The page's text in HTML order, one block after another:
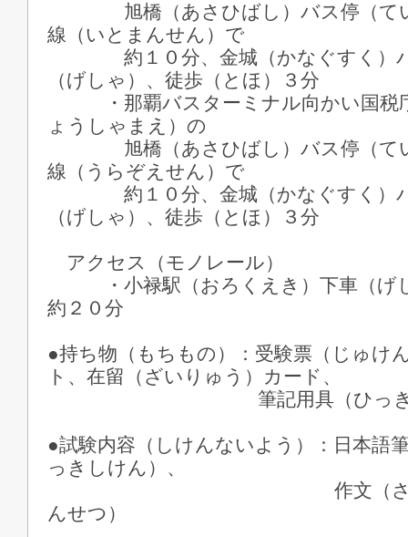
旭橋（あさひばし）バス停（てい
線（いとまんせん）で
約１０分、金城（かなぐすく）バ
（げしゃ）、徒歩（とほ）３分
・那覇バスターミナル向かい国税
ょうしゃまえ）の
旭橋（あさひばし）バス停（てい
線（うらぞえせん）で
約１０分、金城（かなぐすく）バ
（げしゃ）、徒歩（とほ）３分
アクセス（モノレール）
・小禄駅（おろくえき）下車（げし
約２０分
●持ち物（もちもの）：受験票（じゅけ
ト、在留（ざいりゅう）カード、
筆記用具（ひっきよ
●試験内容（しけんないよう）：日本語
っきしけん）、
作文（さくぶん）
んせつ）